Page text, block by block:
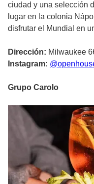
ciudad y una selección
lugar en la colonia
disfrutar el Mundial en
Dirección: Milwaukee
Instagram:
Grupo Carolo